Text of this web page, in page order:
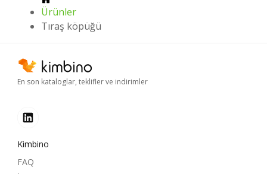
Ürünler
Tıraş köpüğü
En son kataloglar, teklifler ve indirimler
Kimbino
FAQ